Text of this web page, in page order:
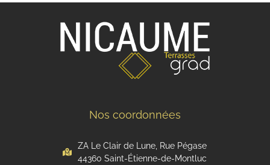
Nos coordonnées
ZA Le Clair de Lune, Rue Pégase
44360 Saint-Étienne-de-Montluc